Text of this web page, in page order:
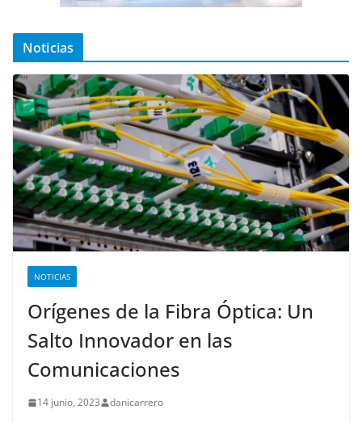
Noticias
NOTICIAS
Orígenes de la Fibra Óptica: Un
Salto Innovador en las
Comunicaciones
14 junio, 2023 danicarrero